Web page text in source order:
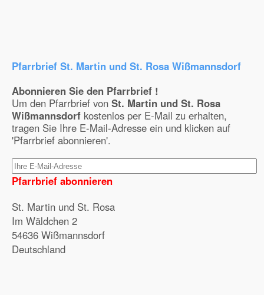
Pfarrbrief St. Martin und St. Rosa Wißmannsdorf
Abonnieren Sie den Pfarrbrief !
Um den Pfarrbrief von St. Martin und St. Rosa
Wißmannsdorf kostenlos per E-Mail zu erhalten,
tragen Sie Ihre E-Mail-Adresse ein und klicken auf
'Pfarrbrief abonnieren'.
Pfarrbrief abonnieren
St. Martin und St. Rosa
Im Wäldchen 2
54636 Wißmannsdorf
Deutschland